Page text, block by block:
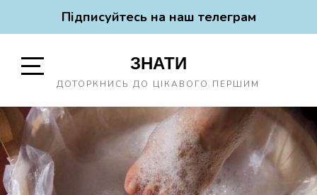
Підписуйтесь на наш телеграм
Sidebar
ЗНАТИ
ДОТОРКНИСЬ ДО ЦІКАВОГО ПЕРШИМ